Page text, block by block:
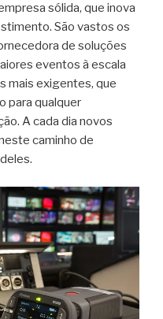
sólida, que inova
São vastos os
de soluções
eventos à escala
mais exigentes, que
para qualquer
A cada dia novos
caminho de